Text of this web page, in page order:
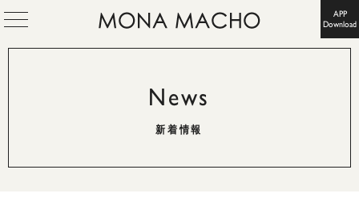
APP
Download
News
新着情報